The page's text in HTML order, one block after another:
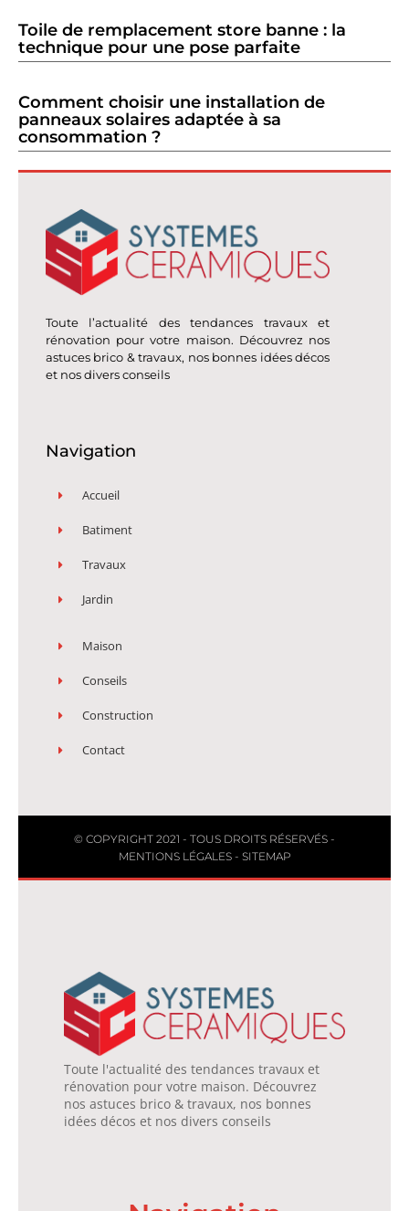
Toile de remplacement store banne : la
technique pour une pose parfaite
Comment choisir une installation de
panneaux solaires adaptée à sa
consommation ?
Toute l’actualité des tendances travaux et
rénovation pour votre maison. Découvrez nos
astuces brico & travaux, nos bonnes idées décos
et nos divers conseils
Navigation
Accueil
Batiment
Travaux
Jardin
Maison
Conseils
Construction
Contact
© COPYRIGHT 2021 - TOUS DROITS RÉSERVÉS -
MENTIONS LÉGALES- SITEMAP
Toute l'actualité des tendances travaux et
rénovation pour votre maison. Découvrez
nos astuces brico & travaux, nos bonnes
idées décos et nos divers conseils